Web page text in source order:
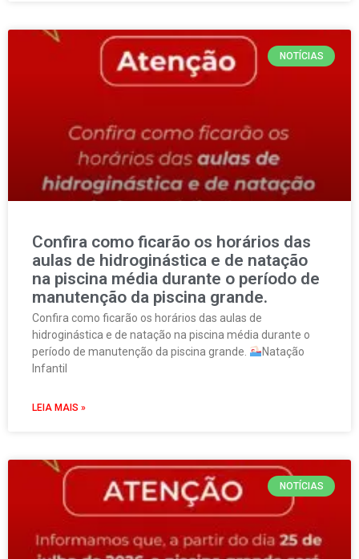
NOTÍCIAS
Confira como ficarão os horários das
aulas de hidroginástica e de natação
na piscina média durante o período de
manutenção da piscina grande.
Confira como ficarão os horários das aulas de
hidroginástica e de natação na piscina média durante o
período de manutenção da piscina grande.
Natação
Infantil
LEIA MAIS »
NOTÍCIAS